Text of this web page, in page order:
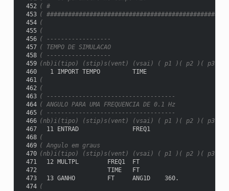
452 ( #
453 (
454 (
455 (
456 ( ------------------
457 ( TEMPO DE SIMULACAO
458 ( ------------------
459 (nb)i(tipo) (stip)s(vent) (vsai) ( p1 )( p2 )( p3 )(
460
   1 IMPORT TEMPO         TIME
461
(
462 (
463 ( ------------------------------------
464 ( ANGULO PARA UMA FREQUENCIA DE 0.1 Hz
465 ( ------------------------------------
466 (nb)i(tipo) (stip)s(vent) (vsai) ( p1 )( p2 )( p3 )(
467
  11 ENTRAD               FREQ1
468 (
469 ( Angulo em graus
470 (nb)i(tipo) (stip)s(vent) (vsai) ( p1 )( p2 )( p3 )(
471
  12 MULTPL        FREQ1  FT
472
                   TIME   FT
473
  13 GANHO         FT     ANG1D    360.
474 (